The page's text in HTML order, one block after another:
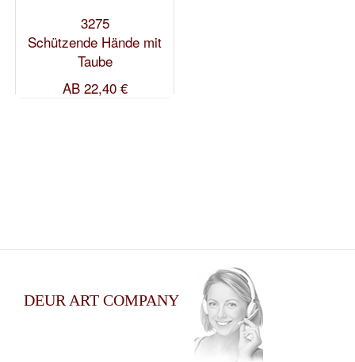
3275
Schützende Hände mit
Taube
AB22,40 €
DEUR ART COMPANY